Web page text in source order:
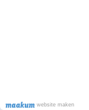
website maken